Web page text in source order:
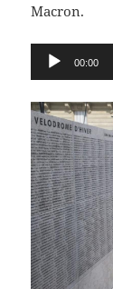
Macron.
Lecteur
audio
00:00